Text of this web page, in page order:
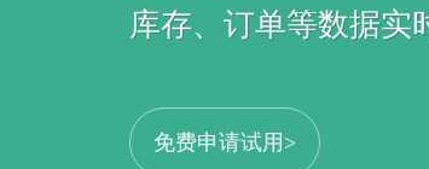
库存、订单等数据实
免费申请试用>